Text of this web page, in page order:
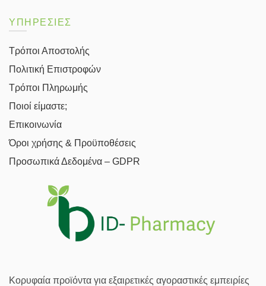
ΥΠΗΡΕΣΙΕΣ
Τρόποι Αποστολής
Πολιτική Επιστροφών
Τρόποι Πληρωμής
Ποιοί είμαστε;
Επικοινωνία
Όροι χρήσης & Προϋποθέσεις
Προσωπικά Δεδομένα – GDPR
Κορυφαία προϊόντα για εξαιρετικές αγοραστικές εμπειρίες